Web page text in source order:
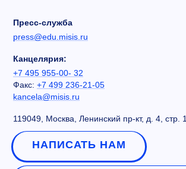
Пресс-служба
press@edu.misis.ru
Канцелярия:
+7 495 955-00- 32
Факс: +7 499 236-21-05
kancela@misis.ru
119049, Москва, Ленинский пр-кт, д. 4, стр.
НАПИСАТЬ НАМ